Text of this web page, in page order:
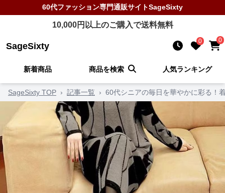
60代ファッション専門通販サイトSageSixty
10,000円以上のご購入で送料無料
SageSixty 0 0
新着商品 商品を検索 人気ランキング
SageSixty TOP › 記事一覧 › 60代シニアの毎日を華やかに彩る！